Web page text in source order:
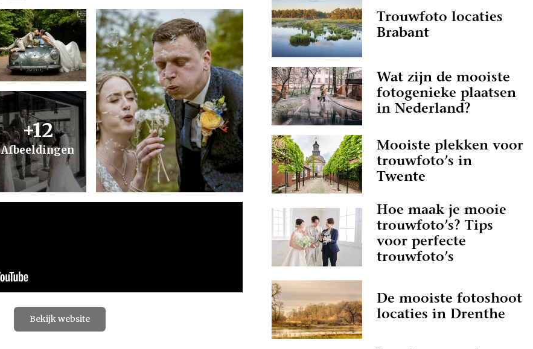
+12
Afbeeldingen
Bekijk website
Trouwfoto locaties
Brabant
Wat zijn de mooiste
fotogenieke plaatsen
in Nederland?
Mooiste plekken voor
trouwfoto’s in
Twente
Hoe maak je mooie
trouwfoto’s? Tips
voor perfecte
trouwfoto’s
De mooiste fotoshoot
locaties in Drenthe